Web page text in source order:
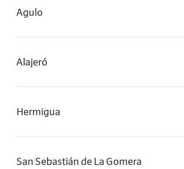
Agulo
Alajeró
Hermigua
San Sebastián de La Gomera